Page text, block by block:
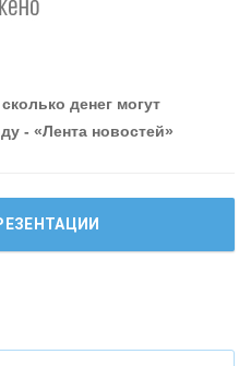
- «Интервью»
при цифровом
денег могут
- «Лента новостей»